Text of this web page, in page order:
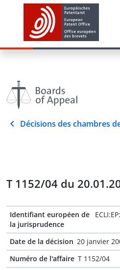
Décisions des chambres
T 1152/04 du
Identifiant européen de
la jurisprudence
Date de la décision 20 janvier
Numéro de l'affaire T 1152/04